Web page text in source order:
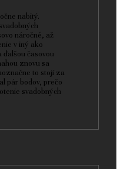
nabitý.
náročné, až
v iný ako
ďalšou časovou
znovu sa
to stojí za
pár bodov, prečo
svadobných